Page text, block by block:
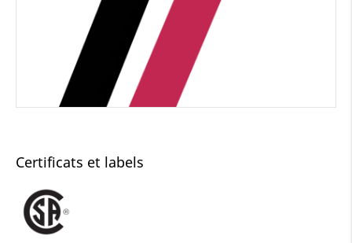
Certificats et labels